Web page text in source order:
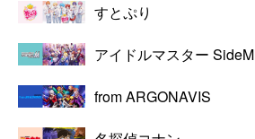
すとぷり
アイドルマスター SideM
from ARGONAVIS